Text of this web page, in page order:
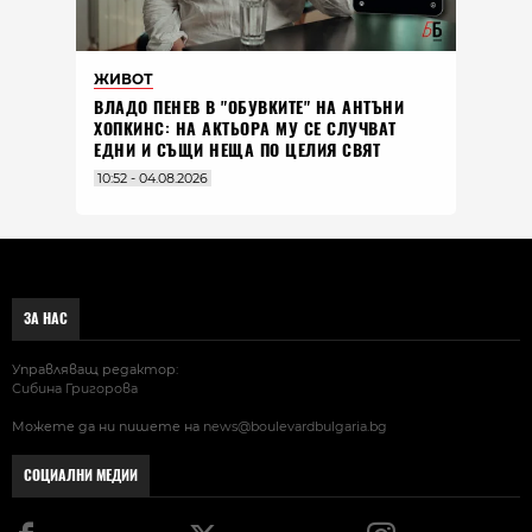
ЖИВОТ
ВЛАДO ПЕНЕВ В "ОБУВКИТЕ" НА АНТЪНИ
ХОПКИНС: НА АКТЬОРА МУ СЕ СЛУЧВАТ
ЕДНИ И СЪЩИ НЕЩА ПО ЦЕЛИЯ СВЯТ
10:52 - 04.08.2026
ЗА НАС
Управляващ редактор:
Сибина Григорова
Можете да ни пишете на news@boulevardbulgaria.bg
СОЦИАЛНИ МЕДИИ